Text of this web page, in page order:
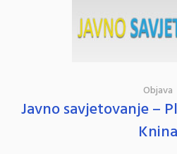
Objava
Javno savjetovanje –
Knina